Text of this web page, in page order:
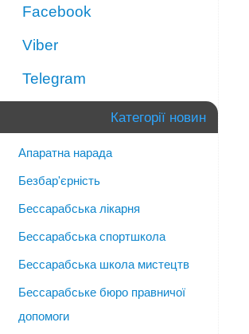
Facebook
Viber
Telegram
Категорії новин
Апаратна нарада
Безбар'єрність
Бессарабська лікарня
Бессарабська спортшкола
Бессарабська школа мистецтв
Бессарабське бюро правничої
допомоги